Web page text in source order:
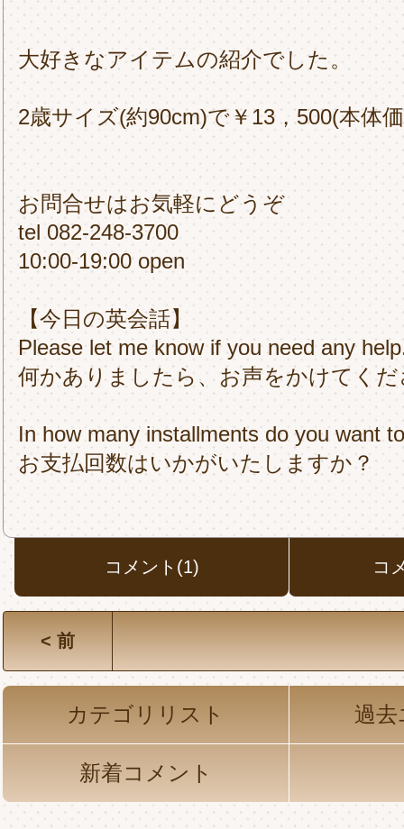
大好きなアイテムの紹介でした。
2歳サイズ(約90cm)で￥13，500(本体
お問合せはお気軽にどうぞ
tel 082-248-3700
10:00-19:00 open
【今日の英会話】
Please let me know if you need any
何かありましたら、お声をかけてくだ
In how many installments do you want
お支払回数はいかがいたしますか？
コメント(1) コ
< 前
カテゴリリスト 過
新着コメント